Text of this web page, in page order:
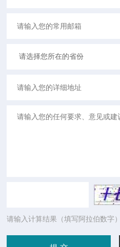
请输入计算结果（填写阿拉伯数字